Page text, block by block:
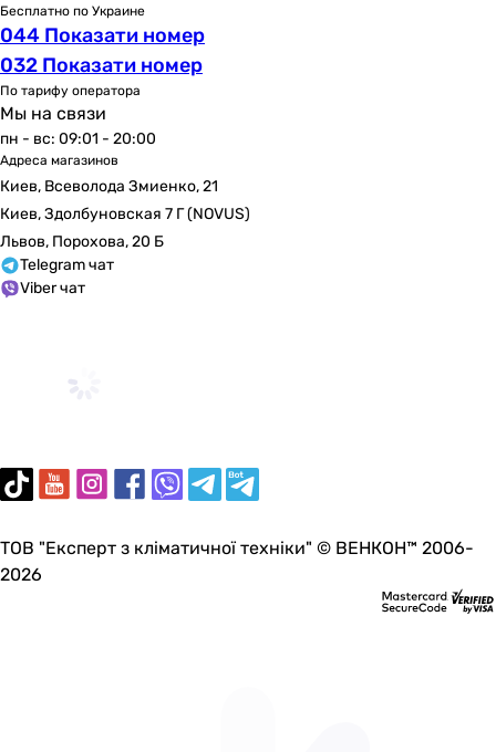
Бесплатно по Украине
044 Показати номер
032 Показати номер
По тарифу оператора
Мы на связи
пн - вс: 09:01 - 20:00
Адреса магазинов
Киев, Всеволода Змиенко, 21
Киев, Здолбуновская 7 Г (NOVUS)
Львов, Порохова, 20 Б
Telegram чат
Viber чат
ТОВ "Експерт з кліматичної техніки" © ВЕНКОН™ 2006-
2026